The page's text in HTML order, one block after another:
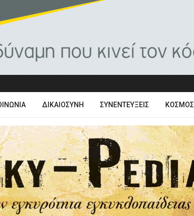
ΔΙΚΑΙΟΣΎΝΗ ΣΥΝΕΝΤΕΎΞΕΙΣ ΚΌΣΜΟΣ